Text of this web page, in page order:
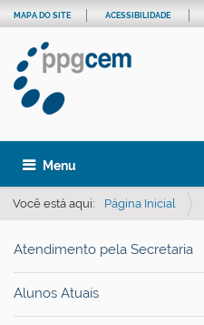
MAPA DO SITE ACESSIBILIDADE
Toggle navigation
Você está aqui: Página Inicial
Atendimento pela Secretaria
Alunos Atuais